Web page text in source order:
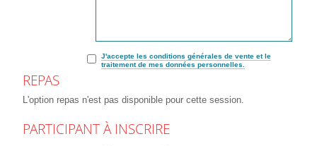
J'accepte les conditions générales de vente et le
traitement de mes données personnelles.
REPAS
L'option repas n'est pas disponible pour cette session.
PARTICIPANT À INSCRIRE